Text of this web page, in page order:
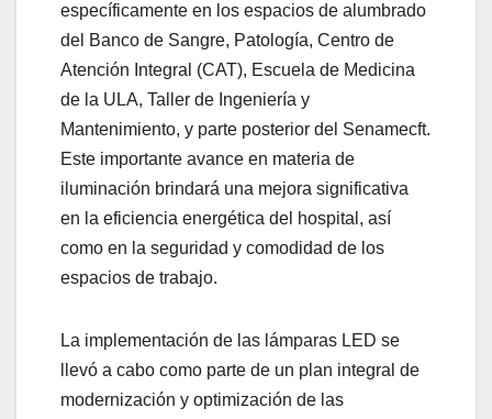
específicamente en los espacios de alumbrado
del Banco de Sangre, Patología, Centro de
Atención Integral (CAT), Escuela de Medicina
de la ULA, Taller de Ingeniería y
Mantenimiento, y parte posterior del Senamecft.
Este importante avance en materia de
iluminación brindará una mejora significativa
en la eficiencia energética del hospital, así
como en la seguridad y comodidad de los
espacios de trabajo.
La implementación de las lámparas LED se
llevó a cabo como parte de un plan integral de
modernización y optimización de las